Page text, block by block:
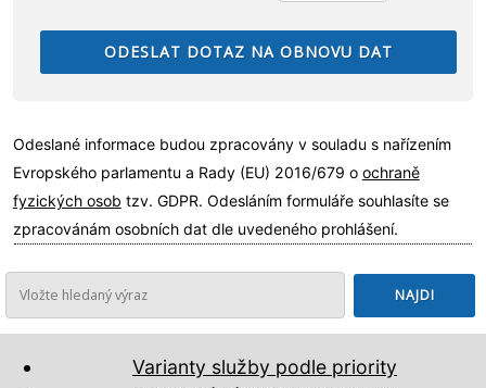
Odeslané informace budou zpracovány v souladu s nařízením
Evropského parlamentu a Rady (EU) 2016/679 o ochraně
fyzických osob tzv. GDPR. Odesláním formuláře souhlasíte se
zpracovánám osobních dat dle uvedeného prohlášení.
Varianty služby podle priority